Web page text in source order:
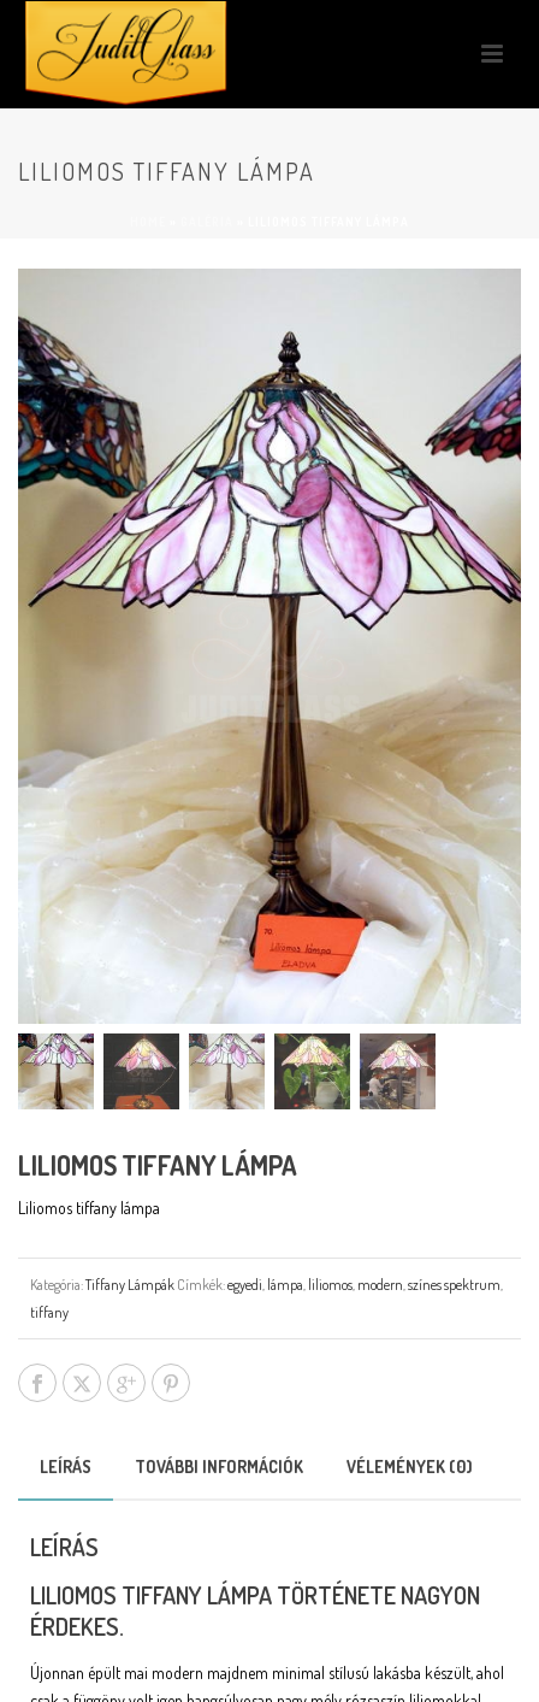
LILIOMOS TIFFANY LÁMPA
LILIOMOS TIFFANY LÁMPA
Liliomos tiffany lámpa
Kategória:Tiffany Lámpák Címkék:egyedi lámpa liliomos modern színes spektrum
tiffany
LEÍRÁS TOVÁBBI INFORMÁCIÓK VÉLEMÉNYEK (0)
LEÍRÁS
LILIOMOS TIFFANY LÁMPA TÖRTÉNETE NAGYON
ÉRDEKES.
Újonnan épült mai modern majdnem minimal stílusú lakásba készült, ahol